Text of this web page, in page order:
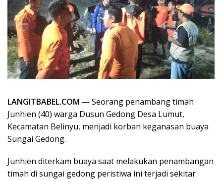
LANGITBABEL.COM — Seorang penambang timah
Junhien (40) warga Dusun Gedong Desa Lumut,
Kecamatan Belinyu, menjadi korban keganasan buaya
Sungai Gedong.
Junhien diterkam buaya saat melakukan penambangan
timah di sungai gedong peristiwa ini terjadi sekitar